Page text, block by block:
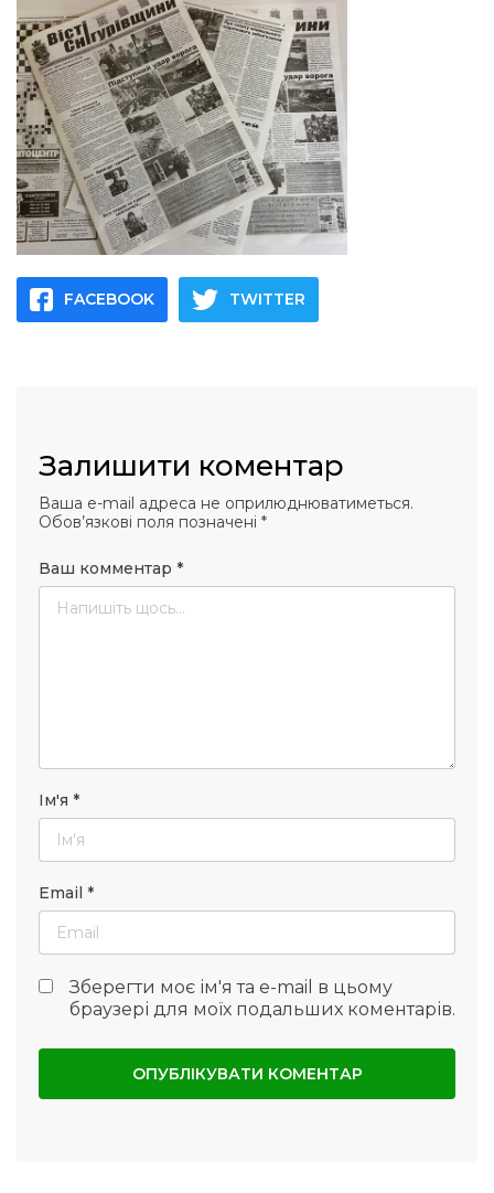
FACEBOOK TWITTER
Залишити коментар
Ваша e-mail адреса не оприлюднюватиметься.
Обов’язкові поля позначені *
Ваш комментар *
Ім'я *
Email *
Зберегти моє ім'я та e-mail в цьому
браузері для моїх подальших коментарів.